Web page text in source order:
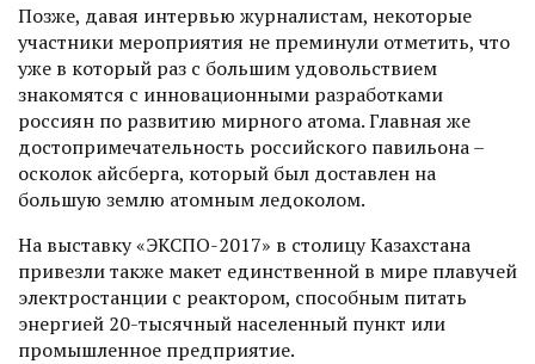
Позже, давая интервью журналистам, некоторые
участники мероприятия не преминули отметить, что
уже в который раз с большим удовольствием
знакомятся с инновационными разработками
россиян по развитию мирного атома. Главная же
достопримечательность российского павильона –
осколок айсберга, который был доставлен на
большую землю атомным ледоколом.
На выставку «ЭКСПО-2017» в столицу Казахстана
привезли также макет единственной в мире плавучей
электростанции с реактором, способным питать
энергией 20-тысячный населенный пункт или
промышленное предприятие.